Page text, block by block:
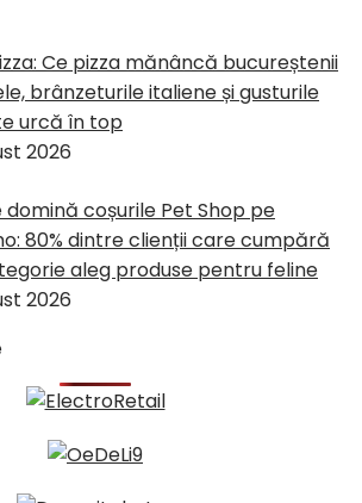
Ce pizza mănâncă bucureștenii
brânzeturile italiene și gusturile
urcă în top
2026
domină coșurile Pet Shop pe
80% dintre clienții care cumpără
aleg produse pentru feline
2026